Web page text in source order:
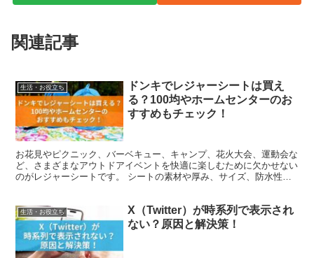
関連記事
生活・お役立ち
ドンキでレジャーシートは買え
る？100均やホームセンターのお
すすめもチェック！
お花見やピクニック、バーベキュー、キャンプ、花火大会、運動会な
ど、さまざまなアウトドアイベントを快適に楽しむために欠かせない
のがレジャーシートです。 シートの素材や厚み、サイズ、防水性
生活・お役立ち
X（Twitter）が時系列で表示され
ない？原因と解決策！